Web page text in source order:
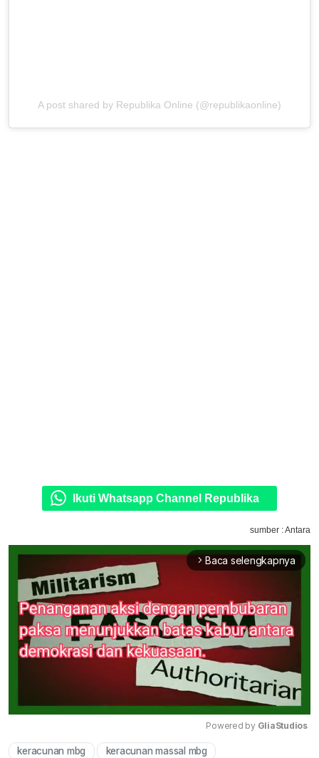
A post shared by Republika Online (@republikaonline)
Ikuti Whatsapp Channel Republika
sumber : Antara
arrow_forward_ios Baca selengkapnya
Powered by GliaStudios
keracunan mbg keracunan massal mbg